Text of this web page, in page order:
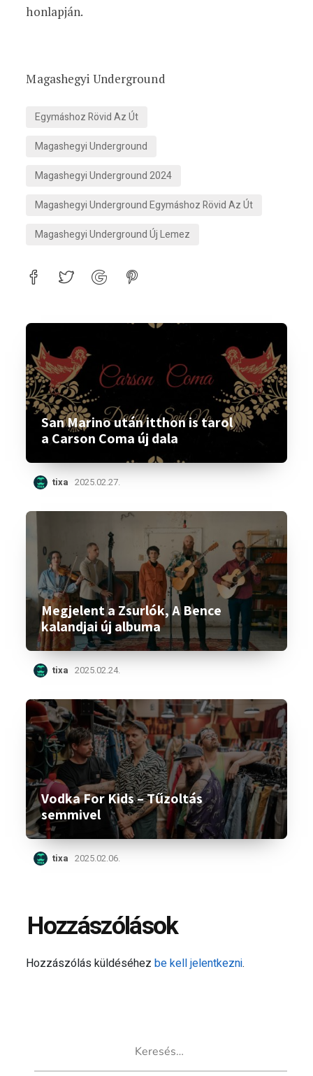
honlapján.
Magashegyi Underground
Egymáshoz Rövid Az Út
Magashegyi Underground
Magashegyi Underground 2024
Magashegyi Underground Egymáshoz Rövid Az Út
Magashegyi Underground Új Lemez
San Marino után itthon is tarol
a Carson Coma új dala
tixa 2025.02.27.
Megjelent a Zsurlók, A Bence
kalandjai új albuma
tixa 2025.02.24.
Vodka For Kids – Tűzoltás
semmivel
tixa 2025.02.06.
Hozzászólások
Hozzászólás küldéséhezbe kell jelentkezni.